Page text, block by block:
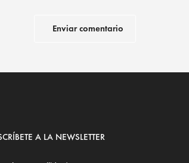
A LA NEWSLETTER